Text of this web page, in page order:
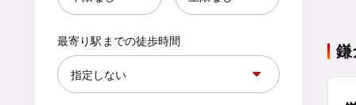
最寄り駅までの徒歩時間